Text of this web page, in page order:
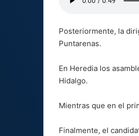
Posteriormente, la
Puntarenas.
En Heredia los
Hidalgo.
Mientras que en el
Finalmente, el